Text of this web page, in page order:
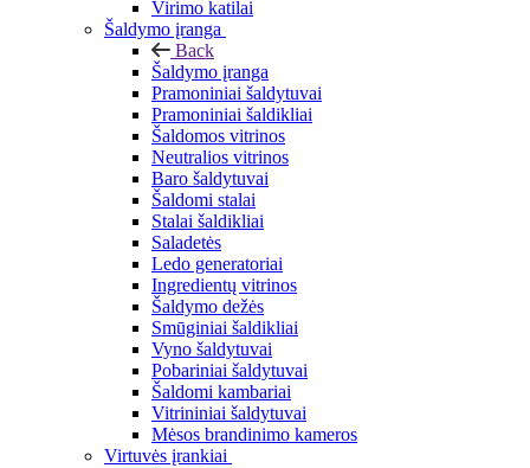
Virimo katilai
Šaldymo įranga
Back
Šaldymo įranga
Pramoniniai šaldytuvai
Pramoniniai šaldikliai
Šaldomos vitrinos
Neutralios vitrinos
Baro šaldytuvai
Šaldomi stalai
Stalai šaldikliai
Saladetės
Ledo generatoriai
Ingredientų vitrinos
Šaldymo dežės
Smūginiai šaldikliai
Vyno šaldytuvai
Pobariniai šaldytuvai
Šaldomi kambariai
Vitrininiai šaldytuvai
Mėsos brandinimo kameros
Virtuvės įrankiai